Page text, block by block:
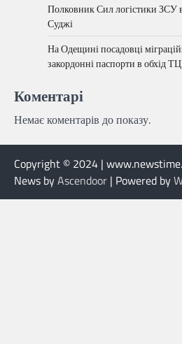
Полковник Сил логістики ЗСУ
Суджі
На Одещині посадовці
закордонні паспорти в обхід
Коментарі
Немає коментарів до показу.
Copyright © 2024 |
News byAscendoor | Powered by